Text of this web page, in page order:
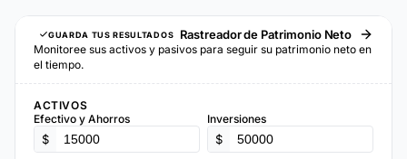
GUARDA TUS RESULTADOS Rastreador de Patrimonio Neto
Monitoree sus activos y pasivos para seguir su patrimonio neto en
el tiempo.
ACTIVOS
Efectivo y Ahorros
$
Inversiones
$